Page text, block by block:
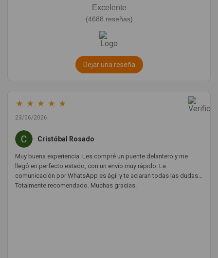
Excelente
(4688 reseñas)
Dejar una reseña
★ ★ ★ ★ ★
23/06/2026
Cristóbal Rosado
Muy buena experiencia. Les compré un puente delantero y me
llegó en perfecto estado, con un envío muy rápido. La
comunicación por WhatsApp es ágil y te aclaran todas las dudas.
Totalmente recomendado. Muchas gracias.